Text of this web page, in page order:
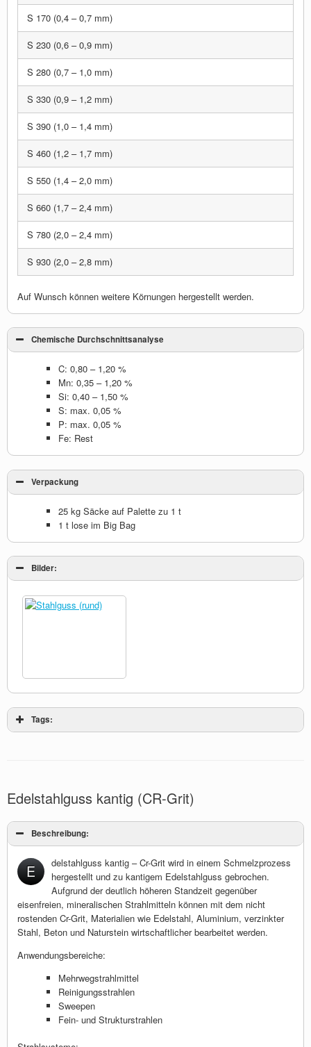
S 170 (0,4 – 0,7 mm)
S 230 (0,6 – 0,9 mm)
S 280 (0,7 – 1,0 mm)
S 330 (0,9 – 1,2 mm)
S 390 (1,0 – 1,4 mm)
S 460 (1,2 – 1,7 mm)
S 550 (1,4 – 2,0 mm)
S 660 (1,7 – 2,4 mm)
S 780 (2,0 – 2,4 mm)
S 930 (2,0 – 2,8 mm)
Auf Wunsch können weitere Körnungen hergestellt werden.
Chemische Durchschnittsanalyse
C: 0,80 – 1,20 %
Mn: 0,35 – 1,20 %
Si: 0,40 – 1,50 %
S: max. 0,05 %
P: max. 0,05 %
Fe: Rest
Verpackung
25 kg Säcke auf Palette zu 1 t
1 t lose im Big Bag
Bilder:
Tags:
Edelstahlguss kantig (CR-Grit)
Beschreibung:
E
delstahlguss kantig – Cr-Grit wird in einem Schmelzprozess
hergestellt und zu kantigem Edelstahlguss gebrochen.
Aufgrund der deutlich höheren Standzeit gegenüber
eisenfreien, mineralischen Strahlmitteln können mit dem nicht
rostenden Cr-Grit, Materialien wie Edelstahl, Aluminium, verzinkter
Stahl, Beton und Naturstein wirtschaftlicher bearbeitet werden.
Anwendungsbereiche:
Mehrwegstrahlmittel
Reinigungsstrahlen
Sweepen
Fein- und Strukturstrahlen